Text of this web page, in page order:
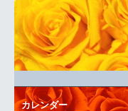
カレンダー